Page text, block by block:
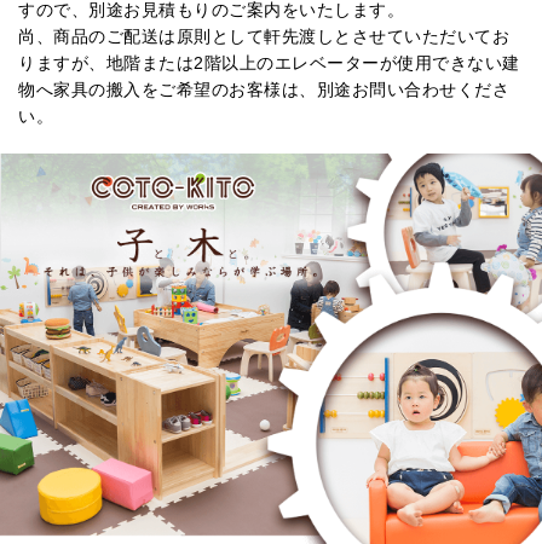
すので、別途お見積もりのご案内をいたします。
尚、商品のご配送は原則として軒先渡しとさせていただいてお
りますが、地階または2階以上のエレベーターが使用できない建
物へ家具の搬入をご希望のお客様は、別途お問い合わせくださ
い。